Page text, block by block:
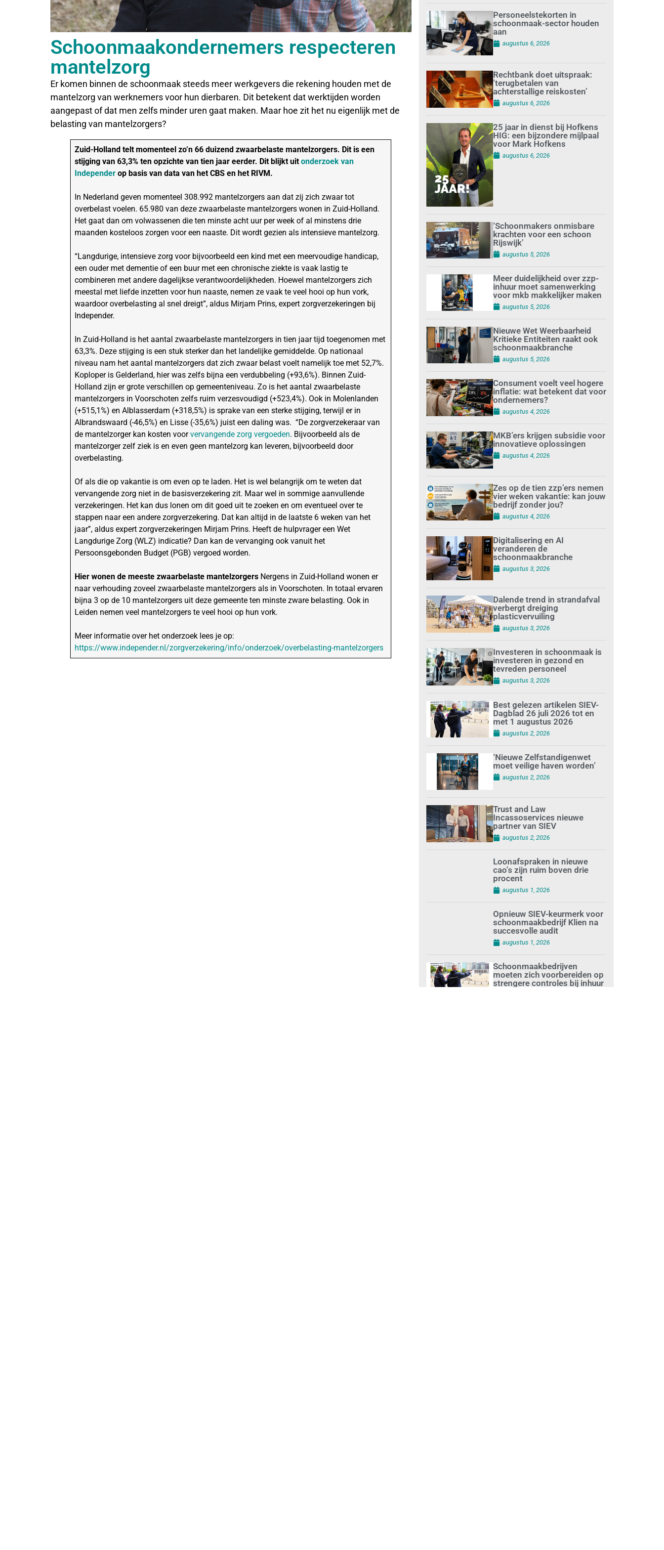
Schoonmaakondernemers respecteren
mantelzorg
Er komen binnen de schoonmaak steeds meer werkgevers die rekening houden met de
mantelzorg van werknemers voor hun dierbaren. Dit betekent dat werktijden worden
aangepast of dat men zelfs minder uren gaat maken. Maar hoe zit het nu eigenlijk met de
belasting van mantelzorgers?
Zuid-Holland telt momenteel zo’n 66 duizend zwaarbelaste mantelzorgers. Dit is een
stijging van 63,3% ten opzichte van tien jaar eerder. Dit blijkt uitonderzoek van
Independer op basis van data van het CBS en het RIVM.
In Nederland geven momenteel 308.992 mantelzorgers aan dat zij zich zwaar tot
overbelast voelen. 65.980 van deze zwaarbelaste mantelzorgers wonen in Zuid-Holland.
Het gaat dan om volwassenen die ten minste acht uur per week of al minstens drie
maanden kosteloos zorgen voor een naaste. Dit wordt gezien als intensieve mantelzorg.
“Langdurige, intensieve zorg voor bijvoorbeeld een kind met een meervoudige handicap,
een ouder met dementie of een buur met een chronische ziekte is vaak lastig te
combineren met andere dagelijkse verantwoordelijkheden. Hoewel mantelzorgers zich
meestal met liefde inzetten voor hun naaste, nemen ze vaak te veel hooi op hun vork,
waardoor overbelasting al snel dreigt”, aldus Mirjam Prins, expert zorgverzekeringen bij
Independer.
In Zuid-Holland is het aantal zwaarbelaste mantelzorgers in tien jaar tijd toegenomen met
63,3%. Deze stijging is een stuk sterker dan het landelijke gemiddelde. Op nationaal
niveau nam het aantal mantelzorgers dat zich zwaar belast voelt namelijk toe met 52,7%.
Koploper is Gelderland, hier was zelfs bijna een verdubbeling (+93,6%). Binnen Zuid-
Holland zijn er grote verschillen op gemeenteniveau. Zo is het aantal zwaarbelaste
mantelzorgers in Voorschoten zelfs ruim verzesvoudigd (+523,4%). Ook in Molenlanden
(+515,1%) en Alblasserdam (+318,5%) is sprake van een sterke stijging, terwijl er in
Albrandswaard (-46,5%) en Lisse (-35,6%) juist een daling was. “De zorgverzekeraar van
de mantelzorger kan kosten voorvervangende zorg vergoeden. Bijvoorbeeld als de
mantelzorger zelf ziek is en even geen mantelzorg kan leveren, bijvoorbeeld door
overbelasting.
Of als die op vakantie is om even op te laden. Het is wel belangrijk om te weten dat
vervangende zorg niet in de basisverzekering zit. Maar wel in sommige aanvullende
verzekeringen. Het kan dus lonen om dit goed uit te zoeken en om eventueel over te
stappen naar een andere zorgverzekering. Dat kan altijd in de laatste 6 weken van het
jaar”, aldus expert zorgverzekeringen Mirjam Prins. Heeft de hulpvrager een Wet
Langdurige Zorg (WLZ) indicatie? Dan kan de vervanging ook vanuit het
Persoonsgebonden Budget (PGB) vergoed worden.
Hier wonen de meeste zwaarbelaste mantelzorgers Nergens in Zuid-Holland wonen er
naar verhouding zoveel zwaarbelaste mantelzorgers als in Voorschoten. In totaal ervaren
bijna 3 op de 10 mantelzorgers uit deze gemeente ten minste zware belasting. Ook in
Leiden nemen veel mantelzorgers te veel hooi op hun vork.
Meer informatie over het onderzoek lees je op:
https://www.independer.nl/zorgverzekering/info/onderzoek/overbelasting-mantelzorgers
Personeelstekorten in
schoonmaak-sector houden
aan
augustus 6, 2026
Rechtbank doet uitspraak:
’terugbetalen van
achterstallige reiskosten’
augustus 6, 2026
25 jaar in dienst bij Hofkens
HIG: een bijzondere mijlpaal
voor Mark Hofkens
augustus 6, 2026
‘Schoonmakers onmisbare
krachten voor een schoon
Rijswijk’
augustus 5, 2026
Meer duidelijkheid over zzp-
inhuur moet samenwerking
voor mkb makkelijker maken
augustus 5, 2026
Nieuwe Wet Weerbaarheid
Kritieke Entiteiten raakt ook
schoonmaakbranche
augustus 5, 2026
Consument voelt veel hogere
inflatie: wat betekent dat voor
ondernemers?
augustus 4, 2026
MKB’ers krijgen subsidie voor
innovatieve oplossingen
augustus 4, 2026
Zes op de tien zzp’ers nemen
vier weken vakantie: kan jouw
bedrijf zonder jou?
augustus 4, 2026
Digitalisering en AI
veranderen de
schoonmaakbranche
augustus 3, 2026
Dalende trend in strandafval
verbergt dreiging
plasticvervuiling
augustus 3, 2026
Investeren in schoonmaak is
investeren in gezond en
tevreden personeel
augustus 3, 2026
Best gelezen artikelen SIEV-
Dagblad 26 juli 2026 tot en
met 1 augustus 2026
augustus 2, 2026
‘Nieuwe Zelfstandigenwet
moet veilige haven worden’
augustus 2, 2026
Trust and Law
Incassoservices nieuwe
partner van SIEV
augustus 2, 2026
Loonafspraken in nieuwe
cao’s zijn ruim boven drie
procent
augustus 1, 2026
Opnieuw SIEV-keurmerk voor
schoonmaakbedrijf Klien na
succesvolle audit
augustus 1, 2026